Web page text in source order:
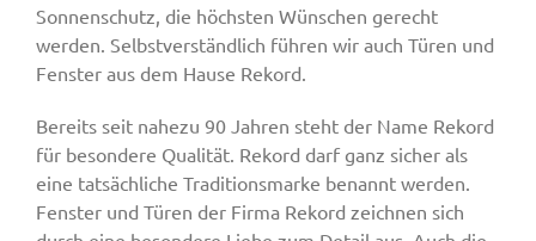
Sonnenschutz, die höchsten Wünschen gerecht
werden. Selbstverständlich führen wir auch Türen und
Fenster aus dem Hause Rekord.
Bereits seit nahezu 90 Jahren steht der Name Rekord
für besondere Qualität. Rekord darf ganz sicher als
eine tatsächliche Traditionsmarke benannt werden.
Fenster und Türen der Firma Rekord zeichnen sich